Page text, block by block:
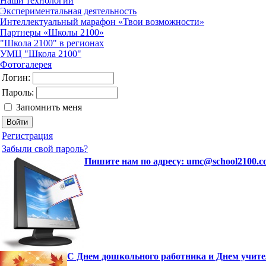
Экспериментальная деятельность
Интеллектуальный марафон «Твои возможности»
Партнеры «Школы 2100»
"Школа 2100" в регионах
УМЦ "Школа 2100"
Фотогалерея
Логин:
Пароль:
Запомнить меня
Регистрация
Забыли свой пароль?
Пишите нам по адресу:
С Днем дошкольного работника и Днем